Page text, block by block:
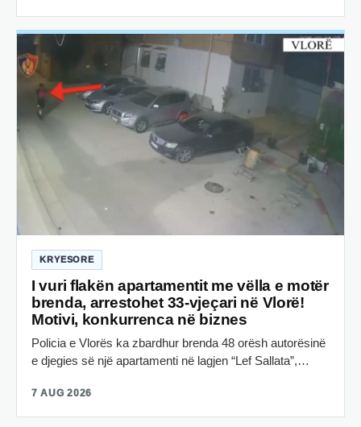
KRYESORE
I vuri flakën apartamentit me vëlla e motër
brenda, arrestohet 33-vjeçari në Vlorë!
Motivi, konkurrenca në biznes
Policia e Vlorës ka zbardhur brenda 48 orësh autorësinë
e djegies së një apartamenti në lagjen “Lef Sallata”,…
7 AUG 2026